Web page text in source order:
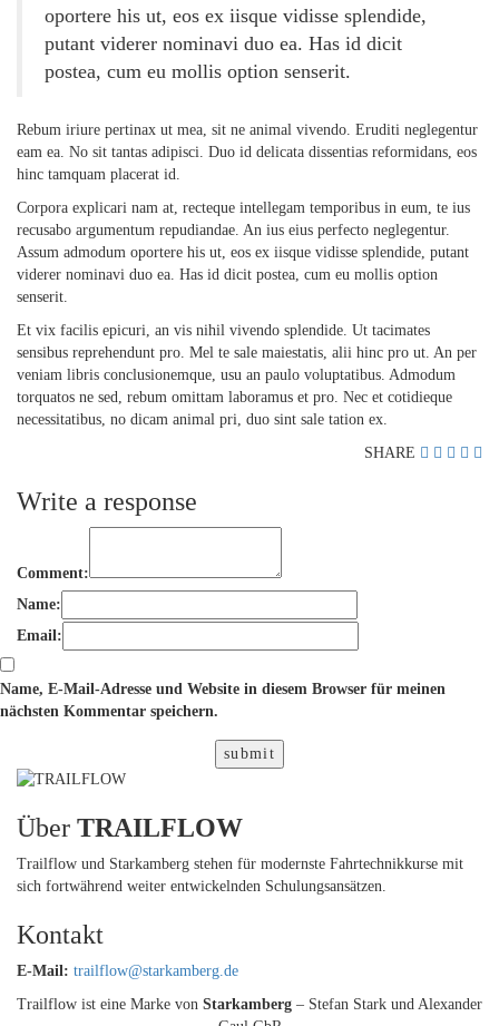
oportere his ut, eos ex iisque vidisse splendide,
putant viderer nominavi duo ea. Has id dicit
postea, cum eu mollis option senserit.
Rebum iriure pertinax ut mea, sit ne animal vivendo. Eruditi neglegentur
eam ea. No sit tantas adipisci. Duo id delicata dissentias reformidans, eos
hinc tamquam placerat id.
Corpora explicari nam at, recteque intellegam temporibus in eum, te ius
recusabo argumentum repudiandae. An ius eius perfecto neglegentur.
Assum admodum oportere his ut, eos ex iisque vidisse splendide, putant
viderer nominavi duo ea. Has id dicit postea, cum eu mollis option
senserit.
Et vix facilis epicuri, an vis nihil vivendo splendide. Ut tacimates
sensibus reprehendunt pro. Mel te sale maiestatis, alii hinc pro ut. An per
veniam libris conclusionemque, usu an paulo voluptatibus. Admodum
torquatos ne sed, rebum omittam laboramus et pro. Nec et cotidieque
necessitatibus, no dicam animal pri, duo sint sale tation ex.
SHARE
Write a response
Comment:
Name:
Email:
Name, E-Mail-Adresse und Website in diesem Browser für meinen
nächsten Kommentar speichern.
submit
Über TRAILFLOW
Trailflow und Starkamberg stehen für modernste Fahrtechnikkurse mit
sich fortwährend weiter entwickelnden Schulungsansätzen.
Kontakt
E-Mail: trailflow@starkamberg.de
Trailflow ist eine Marke von Starkamberg – Stefan Stark und Alexander